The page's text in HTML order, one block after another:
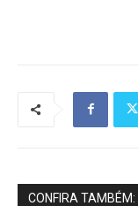
CONFIRA TAMBÉM: